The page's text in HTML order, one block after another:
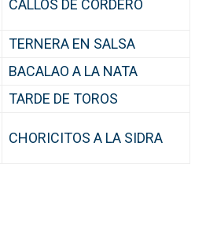
CALLOS DE CORDERO
TERNERA EN SALSA
BACALAO A LA NATA
TARDE DE TOROS
CHORICITOS A LA SIDRA